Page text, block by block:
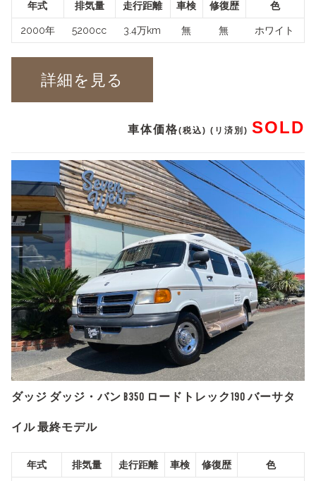
年式 排気量 走行距離 車検 修復歴 色
2000年 5200cc 3.4万km 無 無 ホワイト
詳細を見る
車体価格(税込) (リ済別)SOLD
ダッジ ダッジ・バン B350 ロードトレック190 バーサタ
イル 最終モデル
年式 排気量 走行距離 車検 修復歴 色